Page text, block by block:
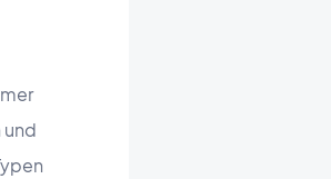
und